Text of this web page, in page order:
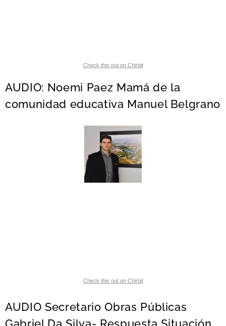
Check this out on Chirbit
AUDIO: Noemi Paez Mamá de la
comunidad educativa Manuel Belgrano
Check this out on Chirbit
AUDIO Secretario Obras Públicas
Gabriel Da Silva- Respuesta Situación